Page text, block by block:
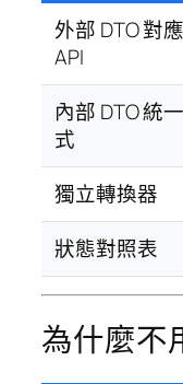
外部 DTO 對應
API
內部 DTO 統
式
獨立轉換器
狀態對照表
為什麼不